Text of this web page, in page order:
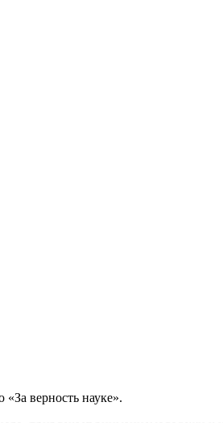
верность науке».